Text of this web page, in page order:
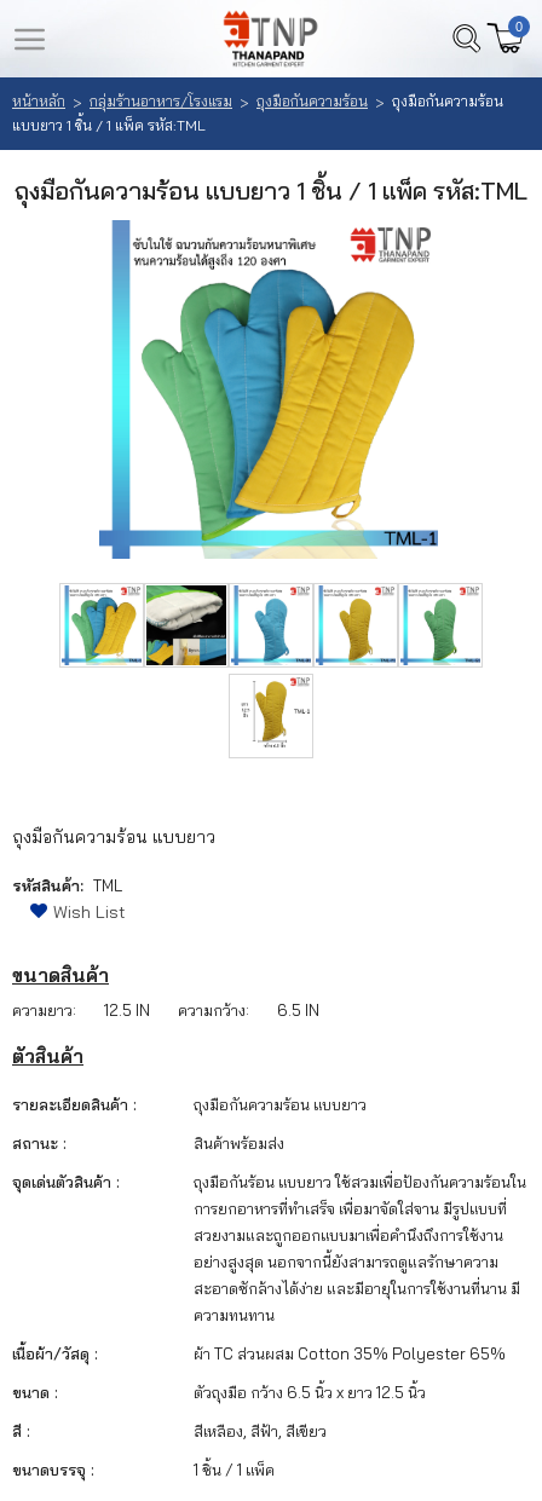
LOGIN
REGISTER
สินค้า
ที่
หน้า
หลัก
เนื้อหา
เกี่ยว
เรา
0
หน้าหลัก > กลุ่มร้านอาหาร/โรงแรม > ถุงมือกันความร้อน > ถุงมือกันความร้อน
แบบยาว 1 ชิ้น / 1 แพ็ค รหัส:TML
ถุงมือกันความร้อน แบบยาว 1 ชิ้น / 1 แพ็ค รหัส:TML
ถุงมือกันความร้อน แบบยาว
รหัสสินค้า: TML
Wish List
ขนาดสินค้า
ความยาว: 12.5 IN ความกว้าง: 6.5 IN
ตัวสินค้า
รายละเอียดสินค้า :
ถุงมือกันความร้อน แบบยาว
สถานะ :
สินค้าพร้อมส่ง
จุดเด่นตัวสินค้า :
ถุงมือกันร้อน แบบยาว ใช้สวมเพื่อป้องกันความร้อนใน
การยกอาหารที่ทำเสร็จ เพื่อมาจัดใส่จาน มีรูปแบบที่
สวยงามและถูกออกแบบมาเพื่อคำนึงถึงการใช้งาน
อย่างสูงสุด นอกจากนี้ยังสามารถดูแลรักษาความ
สะอาดซักล้างได้ง่าย และมีอายุในการใช้งานที่นาน มี
ความทนทาน
เนื้อผ้า/วัสดุ :
ผ้า TC ส่วนผสม Cotton 35% Polyester 65%
ขนาด :
ตัวถุงมือ กว้าง 6.5 นิ้ว x ยาว 12.5 นิ้ว
สี :
สีเหลือง, สีฟ้า, สีเขียว
ขนาดบรรจุ :
1 ชิ้น / 1 แพ็ค